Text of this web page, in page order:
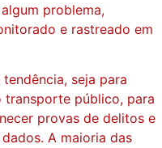
problema,
e rastreado em
seja para
transporte público, para
provas de delitos e
A maioria das